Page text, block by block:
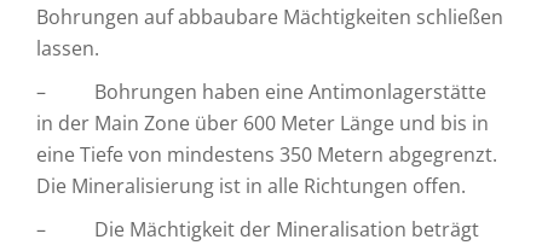
Bohrungen auf abbaubare Mächtigkeiten schließen
lassen.
– Bohrungen haben eine Antimonlagerstätte
in der Main Zone über 600 Meter Länge und bis in
eine Tiefe von mindestens 350 Metern abgegrenzt.
Die Mineralisierung ist in alle Richtungen offen.
– Die Mächtigkeit der Mineralisation beträgt